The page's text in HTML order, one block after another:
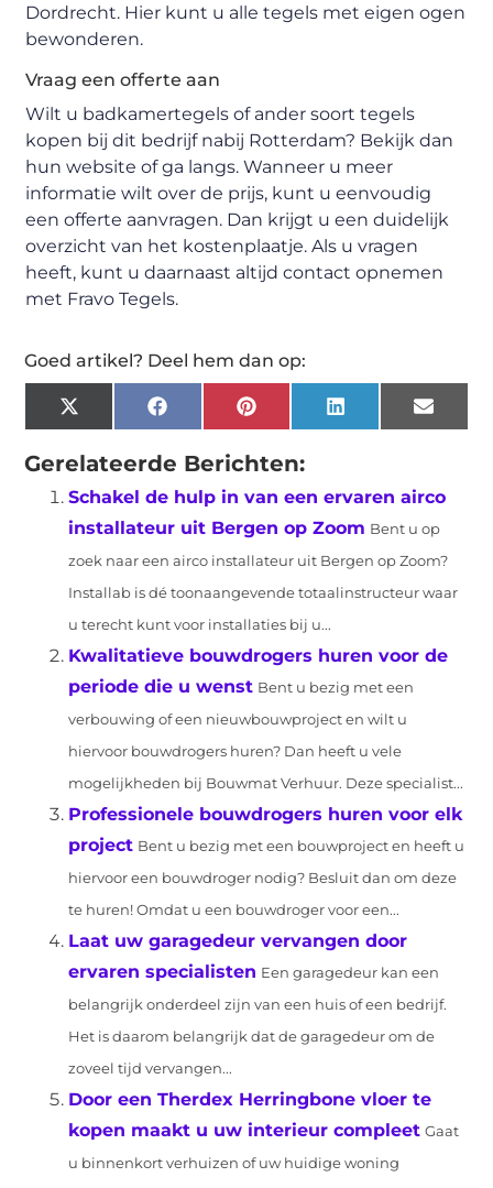
Dordrecht. Hier kunt u alle tegels met eigen ogen
bewonderen.
Vraag een offerte aan
Wilt u badkamertegels of ander soort tegels
kopen bij dit bedrijf nabij Rotterdam? Bekijk dan
hun website of ga langs. Wanneer u meer
informatie wilt over de prijs, kunt u eenvoudig
een offerte aanvragen. Dan krijgt u een duidelijk
overzicht van het kostenplaatje. Als u vragen
heeft, kunt u daarnaast altijd contact opnemen
met Fravo Tegels.
Goed artikel? Deel hem dan op:
X
(Twitter)
FacebookPinterestLinkedIn Email
Gerelateerde Berichten:
Schakel de hulp in van een ervaren airco
installateur uit Bergen op Zoom Bent u op
zoek naar een airco installateur uit Bergen op Zoom?
Installab is dé toonaangevende totaalinstructeur waar
u terecht kunt voor installaties bij u...
Kwalitatieve bouwdrogers huren voor de
periode die u wenst Bent u bezig met een
verbouwing of een nieuwbouwproject en wilt u
hiervoor bouwdrogers huren? Dan heeft u vele
mogelijkheden bij Bouwmat Verhuur. Deze specialist...
Professionele bouwdrogers huren voor elk
project Bent u bezig met een bouwproject en heeft u
hiervoor een bouwdroger nodig? Besluit dan om deze
te huren! Omdat u een bouwdroger voor een...
Laat uw garagedeur vervangen door
ervaren specialisten Een garagedeur kan een
belangrijk onderdeel zijn van een huis of een bedrijf.
Het is daarom belangrijk dat de garagedeur om de
zoveel tijd vervangen...
Door een Therdex Herringbone vloer te
kopen maakt u uw interieur compleet Gaat
u binnenkort verhuizen of uw huidige woning